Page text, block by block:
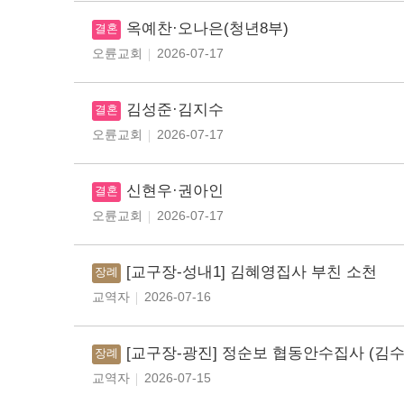
결혼 옥예찬·오나은(청년8부)
오륜교회 2026-07-17
결혼 김성준·김지수
오륜교회 2026-07-17
결혼 신현우·권아인
오륜교회 2026-07-17
장례 [교구장-성내1] 김혜영집사 부친 소천
교역자 2026-07-16
장례 [교구장-광진] 정순보 협동안수집사 (김
교역자 2026-07-15